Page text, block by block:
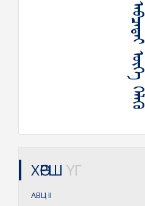
ᠠᠪᠴᠠᠲᠠᠢ ᠦᠭᠡ ᠬᠡᠯᠡᠬᠦ
ХӨРШ ҮГ
АВЦII